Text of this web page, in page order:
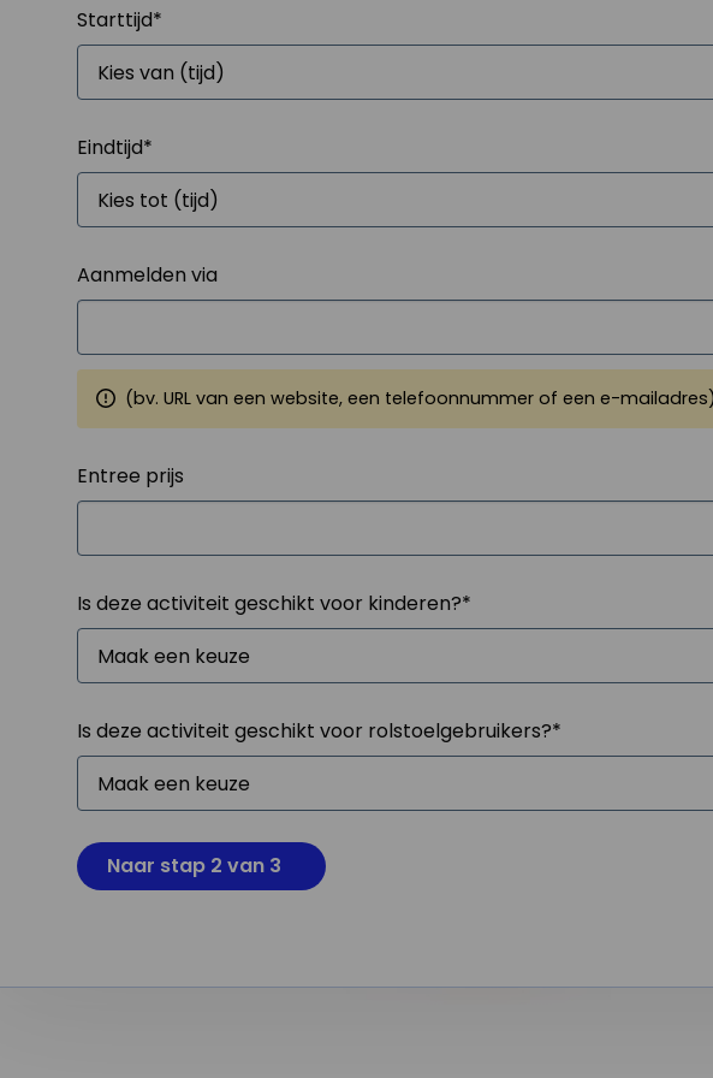
Starttijd*
Eindtijd*
Aanmelden via
(bv. URL van een website, een telefoonnummer of een e-
Entree prijs
Is deze activiteit geschikt voor kinderen?*
Is deze activiteit geschikt voor rolstoelgebruikers?*